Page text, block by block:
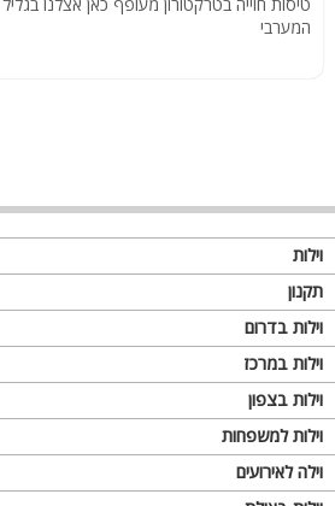
המערבי
וילות
תקנון
וילות בדרום
וילות במרכז
וילות בצפון
וילות למשפחות
וילה לאירועים